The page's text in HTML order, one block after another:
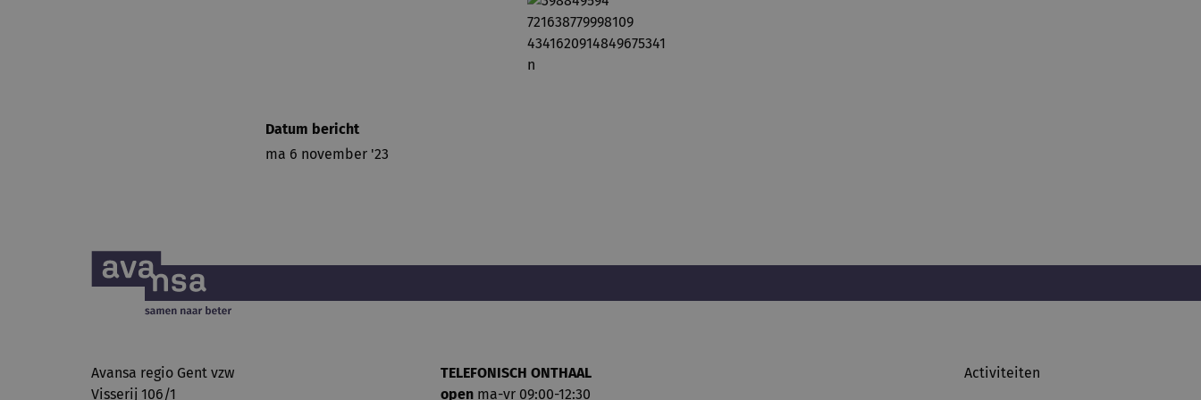
Datum bericht
ma 6 november '23
Avansa regio Gent vzw
Visserij 106/1
TELEFONISCH ONTHAAL
openma-vr 09:00-12:30
Activiteiten